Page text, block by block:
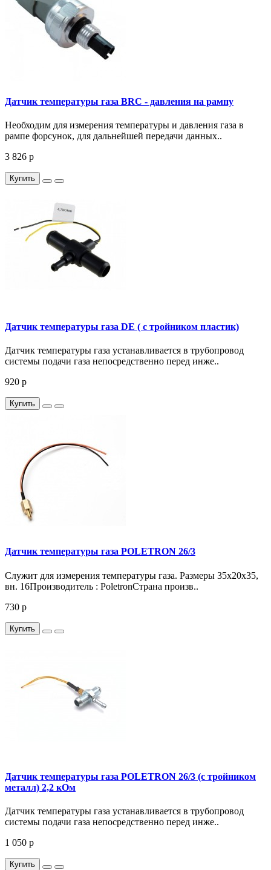
Датчик температуры газа BRC - давления на рампу
Необходим для измерения температуры и давления газа в
рампе форсунок, для дальнейшей передачи данных..
3 826 р
Купить
Датчик температуры газа DE ( с тройником пластик)
Датчик температуры газа устанавливается в трубопровод
системы подачи газа непосредственно перед инже..
920 р
Купить
Датчик температуры газа POLETRON 26/3
Служит для измерения температуры газа. Размеры 35x20x35,
вн. 16Производитель : PoletronСтрана произв..
730 р
Купить
Датчик температуры газа POLETRON 26/3 (с тройником
металл) 2,2 кОм
Датчик температуры газа устанавливается в трубопровод
системы подачи газа непосредственно перед инже..
1 050 р
Купить